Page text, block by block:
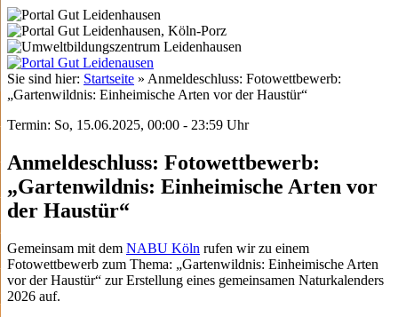
Sie sind hier: Startseite » Anmeldeschluss: Fotowettbewerb:
„Gartenwildnis: Einheimische Arten vor der Haustür“
Termin: So, 15.06.2025, 00:00 - 23:59 Uhr
Anmeldeschluss: Fotowettbewerb:
„Gartenwildnis: Einheimische Arten vor
der Haustür“
Gemeinsam mit dem NABU Köln rufen wir zu einem
Fotowettbewerb zum Thema: „Gartenwildnis: Einheimische Arten
vor der Haustür“ zur Erstellung eines gemeinsamen Naturkalenders
2026 auf.